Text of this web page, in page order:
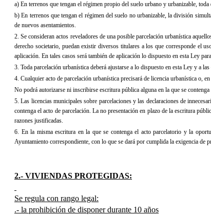
a) En terrenos que tengan el régimen propio del suelo urbano y urbanizable,
b) En terrenos que tengan el régimen del suelo no urbanizable, la división
de nuevos asentamientos.
2. Se consideran actos reveladores de una posible parcelación urbanística
derecho societario, puedan existir diversos ti­tu­lares a los que corresponde el
aplicación. En tales casos será también de aplicación lo dispuesto en esta Ley
3. Toda parcelación urbanística deberá ajustarse a lo dispuesto en esta Ley y a
4. Cualquier acto de parcelación urbanística precisará de licencia urbanística o,
No podrá autorizarse ni inscribirse escritura pública alguna en la que se
5. Las licencias municipales sobre parcelaciones y las declaraciones de
contenga el acto de parcelación. La no presentación en plazo de la escritura
razones justificadas.
6. En la misma escritura en la que se contenga el acto parcelatorio y la
Ayuntamiento correspondiente, con lo que se dará por cumplida la exigencia de
2.- VIVIENDAS PROTEGIDAS:
Se regula con rango legal:
.- la prohibición de disponer durante 10 años